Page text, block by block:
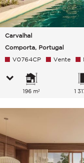
Carvalhal
Comporta, Portugal
V0764CP Vente
196 m² 1